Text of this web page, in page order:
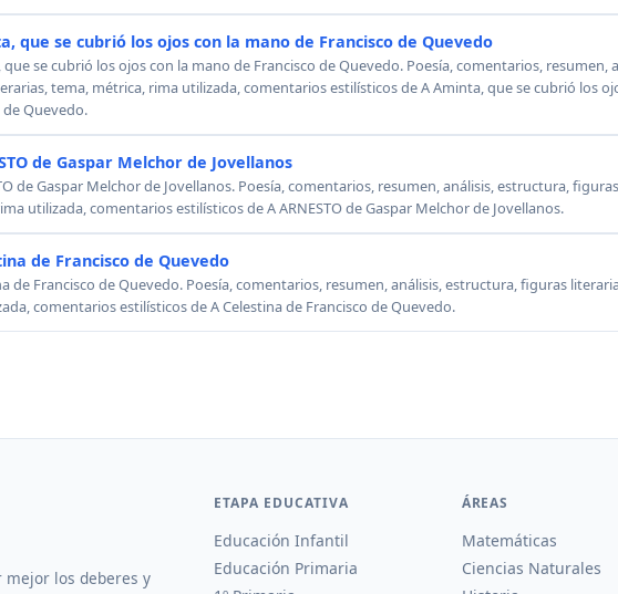
que se cubrió los ojos con la mano de Francisco de Quevedo
que se cubrió los ojos con la mano de Francisco de Quevedo. Poesía, comentarios, resumen,
tema, métrica, rima utilizada, comentarios estilísticos de A Aminta, que se cubrió los
de Quevedo.
de Gaspar Melchor de Jovellanos
de Gaspar Melchor de Jovellanos. Poesía, comentarios, resumen, análisis, estructura,
utilizada, comentarios estilísticos de A ARNESTO de Gaspar Melchor de Jovellanos.
de Francisco de Quevedo
de Francisco de Quevedo. Poesía, comentarios, resumen, análisis, estructura, figuras
comentarios estilísticos de A Celestina de Francisco de Quevedo.
mejor los deberes y
ETAPA EDUCATIVA
Educación Infantil
Educación Primaria
ÁREAS
Matemáticas
Ciencias Naturales